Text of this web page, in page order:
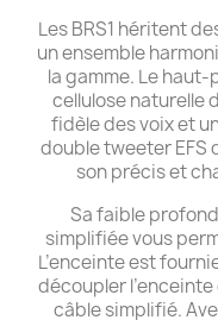
Les BRS1 héritent
un ensemble
la gamme. Le
cellulose naturelle
fidèle des voix et
double tweeter EFS
son précis et
Sa faible
simplifiée vous
L’enceinte est
découpler
câble simplifié.